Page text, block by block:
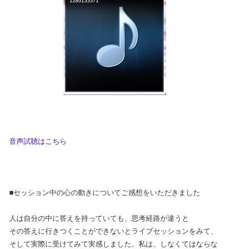
音声試聴はこちら
■セッション中の心の動きについてご感想をいただきました
人は自分の中に答えを持っていても、思考経路が違うと
その答えに行きつくことができないとライブセッションをみて、
そして実際に受けてみて実感しました。私は、しなくてはならな